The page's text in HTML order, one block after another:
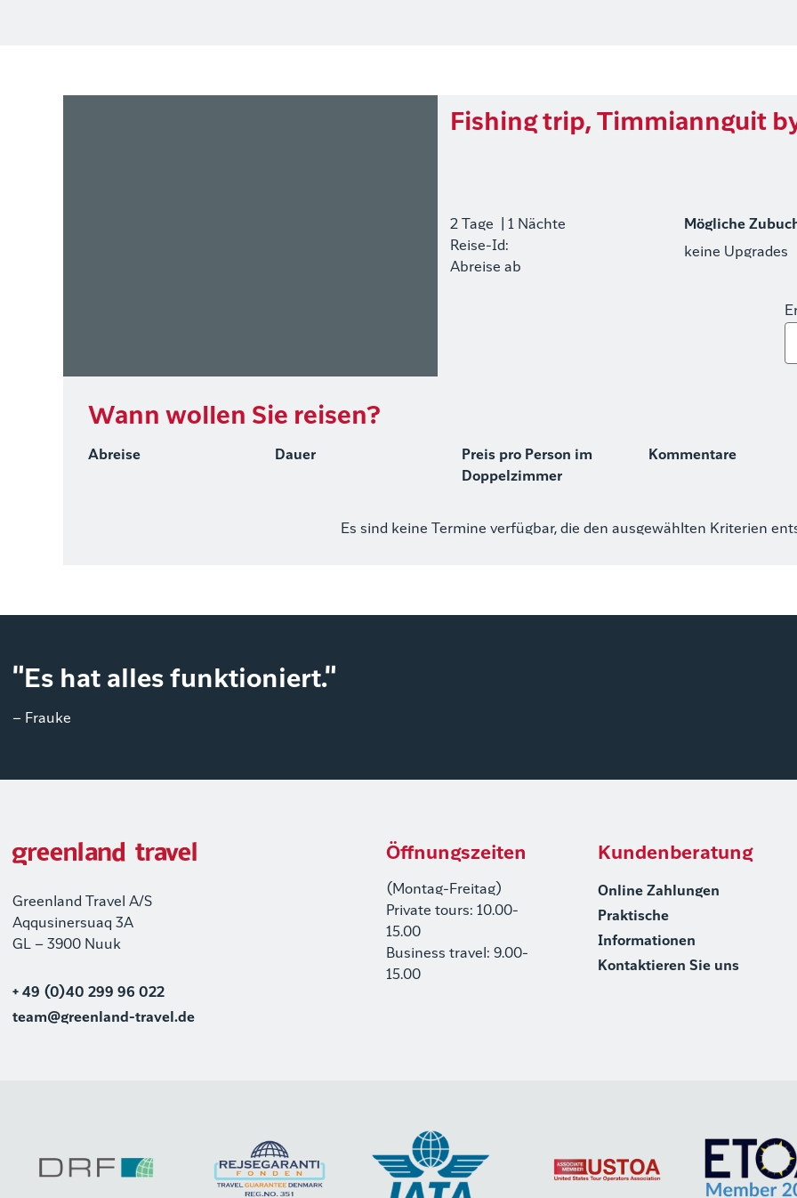
Fishing trip, Timmiannguit
2 Tage
| 1 Nächte
Reise-Id:
Abreise ab
Mögliche
keine Upgrades
Wann wollen Sie reisen?
Abreise Dauer
Preis pro Person im
Doppelzimmer
Kommentare
Es sind keine Termine verfügbar, die den ausgewählten Kriterien
"Es hat alles funktioniert."
– Frauke
Greenland Travel A/S
Aqqusinersuaq 3A
GL – 3900 Nuuk
+ 49 (0)40 299 96 022
team@greenland-travel.de
Öffnungszeiten
(Montag-Freitag)
Private tours: 10.00-
15.00
Business travel: 9.00-
15.00
Kundenberatung
Online Zahlungen
Praktische
Informationen
Kontaktieren Sie uns